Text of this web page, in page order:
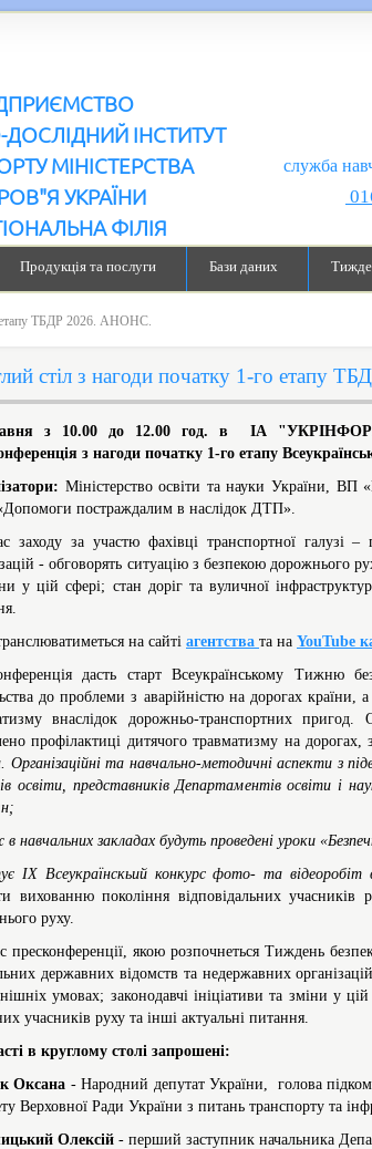
ІНСТИТУТ
МІНІСТЕРСТВА
УКРАЇНИ
ФІЛІЯ
служба навчання:
Продукція та послуги Бази даних
етапу ТБДР 2026. АНОНС.
стіл з нагоди початку 1-го етапу
з 10.00 до 12.00 год. в ІА "УКРІНФОРМ"
з нагоди початку 1-го етапу
Міністерство освіти та науки України,
постраждалим в наслідок ДТП».
заходу за участю фахівці транспортної галузі
- обговорять ситуацію з безпекою дорожнього
у цій сфері; стан доріг та вуличної
на сайті агентства та на YouTube
дасть старт Всеукраїнському Тижню
до проблеми з аварійністю на дорогах
внаслідок дорожньо-транспортних
профілактиці дитячого травматизму на дорогах,
Організаційні та навчально-методичні аспекти з
освіти, представників Департаментів освіти і
навчальних закладах будуть проведені уроки
ІХ Всеукраїнскьий конкурс фото- та відеоробіт
вихованню покоління відповідальних учасників
руху.
пресконференції, якою розпочнеться Тиждень
державних відомств та недержавних
умовах; законодавчі ініціативи та зміни у
учасників руху та інші актуальні питання.
в круглому столі запрошені:
Оксана - Народний депутат України, голова
Верховної Ради України з питань транспорту та
Олексій - перший заступник начальника